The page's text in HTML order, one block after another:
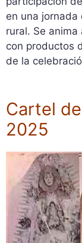
en una
rural. Se
con productos
de la
Cartel
2025